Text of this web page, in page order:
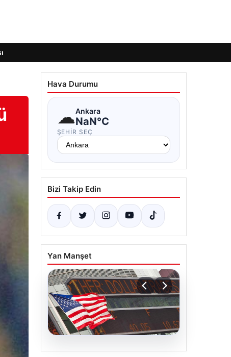
Hava Durumu
☁Ankara
NaN°C
ŞEHIR SEÇ
Bizi Takip Edin
Yan Manşet
04.08.2026